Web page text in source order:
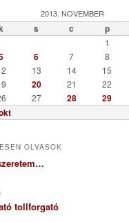
2013. NOVEMBER
s c p
1
6 7 8
13 14 15
20 21 22
27 28 29
OLVASOK
tollforgató